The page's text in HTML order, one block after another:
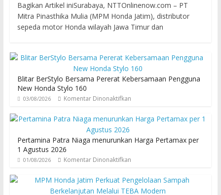
Bagikan Artikel iniSurabaya, NTTOnlinenow.com – PT
Mitra Pinasthika Mulia (MPM Honda Jatim), distributor
sepeda motor Honda wilayah Jawa Timur dan
Blitar BerStylo Bersama Pererat Kebersamaan Pengguna
New Honda Stylo 160
03/08/2026 Komentar Dinonaktifkan
Pertamina Patra Niaga menurunkan Harga Pertamax per
1 Agustus 2026
01/08/2026 Komentar Dinonaktifkan